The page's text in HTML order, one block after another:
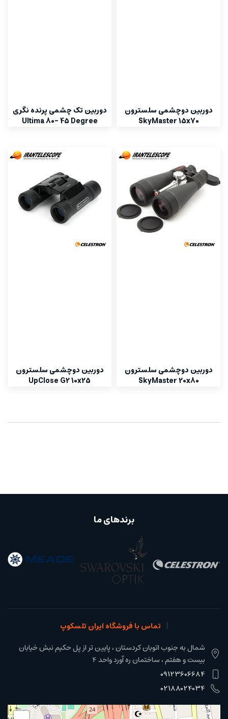
دوربین دوچشمی سلسترون
SkyMaster 15x70
دوربین تک چشمی پرنده نگری
Ultima 80- 45 Degree
دوربین دوچشمی سلسترون
SkyMaster 20x80
دوربین دوچشمی سلسترون
UpClose G2 10x25
برندهای ما
تماس با فروشگاه ایران تلسکوپ
شمال به جنوب اتوبان کردستان ، پایین تر از پل حکیم نبش خیابان
بیست و هفتم ، ساختمان ره آورد واحد 4
09123606684
02188024034